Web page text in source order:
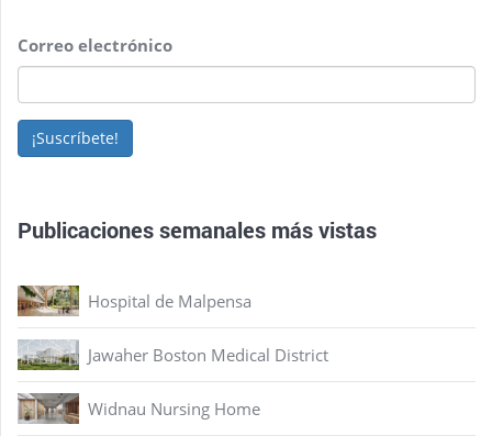
Correo electrónico
¡Suscríbete!
Publicaciones semanales más vistas
Hospital de Malpensa
Jawaher Boston Medical District
Widnau Nursing Home